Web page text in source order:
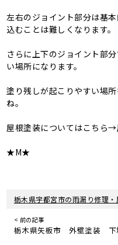
左右のジョイント部分は基
込むことは難しくなります。
さらに上下のジョイント部
い場所になります。
塗り残しが起こりやすい場
ね。
屋根塗装についてはこちら→
★M★
栃木県宇都宮市の雨漏り修理・
< 前の記事
栃木県矢板市 外壁塗装